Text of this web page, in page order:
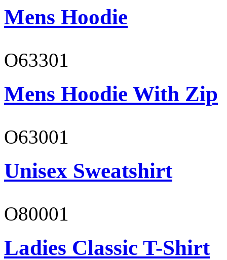
Mens Hoodie
O63301
Mens Hoodie With Zip
O63001
Unisex Sweatshirt
O80001
Ladies Classic T-Shirt